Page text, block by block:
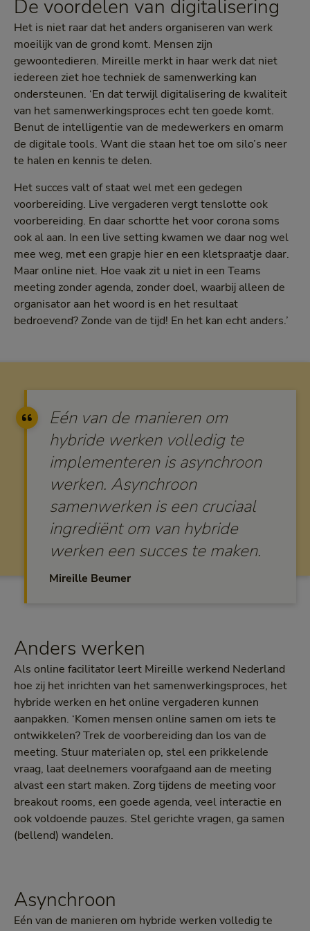
De voordelen van digitalisering
Het is niet raar dat het anders organiseren van werk
moeilijk van de grond komt. Mensen zijn
gewoontedieren. Mireille merkt in haar werk dat niet
iedereen ziet hoe techniek de samenwerking kan
ondersteunen. ‘En dat terwijl digitalisering de kwaliteit
van het samenwerkingsproces echt ten goede komt.
Benut de intelligentie van de medewerkers en omarm
de digitale tools. Want die staan het toe om silo’s neer
te halen en kennis te delen.
Het succes valt of staat wel met een gedegen
voorbereiding. Live vergaderen vergt tenslotte ook
voorbereiding. En daar schortte het voor corona soms
ook al aan. In een live setting kwamen we daar nog wel
mee weg, met een grapje hier en een kletspraatje daar.
Maar online niet. Hoe vaak zit u niet in een Teams
meeting zonder agenda, zonder doel, waarbij alleen de
organisator aan het woord is en het resultaat
bedroevend? Zonde van de tijd! En het kan echt anders.’
Eén van de manieren om
hybride werken volledig te
implementeren is asynchroon
werken. Asynchroon
samenwerken is een cruciaal
ingrediënt om van hybride
werken een succes te maken.
Mireille Beumer
Anders werken
Als online facilitator leert Mireille werkend Nederland
hoe zij het inrichten van het samenwerkingsproces, het
hybride werken en het online vergaderen kunnen
aanpakken. ‘Komen mensen online samen om iets te
ontwikkelen? Trek de voorbereiding dan los van de
meeting. Stuur materialen op, stel een prikkelende
vraag, laat deelnemers voorafgaand aan de meeting
alvast een start maken. Zorg tijdens de meeting voor
breakout rooms, een goede agenda, veel interactie en
ook voldoende pauzes. Stel gerichte vragen, ga samen
(bellend) wandelen.
Asynchroon
Eén van de manieren om hybride werken volledig te